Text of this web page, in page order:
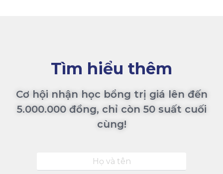
Tìm hiểu thêm
Cơ hội nhận học bổng trị giá lên đến
5.000.000 đồng, chỉ còn 50 suất cuối
cùng!